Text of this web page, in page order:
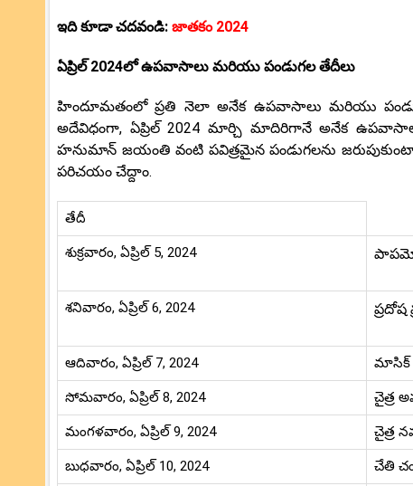
ఇది కూడా చదవండి: జాతకం 2024
ఏప్రిల్ 2024లో ఉపవాసాలు మరియు పండుగల తేదీలు
హిందూమతంలో ప్రతి నెలా అనేక ఉపవాసాలు మరియు
అదేవిధంగా, ఏప్రిల్ 2024 మార్చి మాదిరిగానే అనేక
హనుమాన్ జయంతి వంటి పవిత్రమైన పండుగలను
పరిచయం చేద్దాం.
తేదీ
శుక్రవారం, ఏప్రిల్ 5, 2024
శనివారం, ఏప్రిల్ 6, 2024 ప్రదోష
ఆదివారం, ఏప్రిల్ 7, 2024 మాసిక్
సోమవారం, ఏప్రిల్ 8, 2024 చైత్ర
మంగళవారం, ఏప్రిల్ 9, 2024 చైత్ర
బుధవారం, ఏప్రిల్ 10, 2024 చేతి